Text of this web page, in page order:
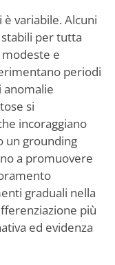
variabile. Alcuni
per tutta
e
periodi
anomalie
si
incoraggiano
un grounding
a promuovere
graduali nella
più
ed evidenza